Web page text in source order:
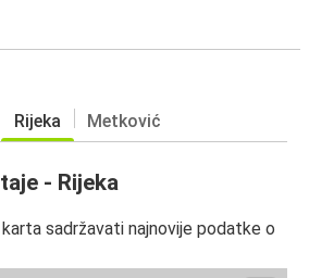
Rijeka Metković
- Rijeka
sadržavati najnovije podatke o